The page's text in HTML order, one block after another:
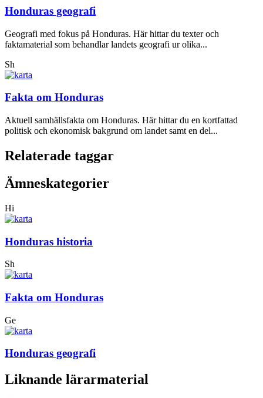
Honduras geografi
Geografi med fokus på Honduras. Här hittar du texter och
faktamaterial som behandlar landets geografi ur olika...
Sh
Fakta om Honduras
Aktuell samhällsfakta om Honduras. Här hittar du en kortfattad
politisk och ekonomisk bakgrund om landet samt en del...
Relaterade taggar
Ämneskategorier
Hi
Honduras historia
Sh
Fakta om Honduras
Ge
Honduras geografi
Liknande lärarmaterial